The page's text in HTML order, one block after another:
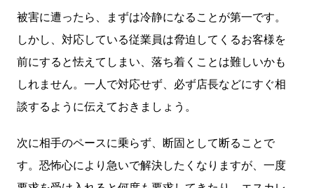
被害に遭ったら、まずは冷静になることが第一です。
しかし、対応している従業員は脅迫してくるお客様を
前にすると怯えてしまい、落ち着くことは難しいかも
しれません。一人で対応せず、必ず店長などにすぐ相
談するように伝えておきましょう。
次に相手のペースに乗らず、断固として断ることで
す。恐怖心により急いで解決したくなりますが、一度